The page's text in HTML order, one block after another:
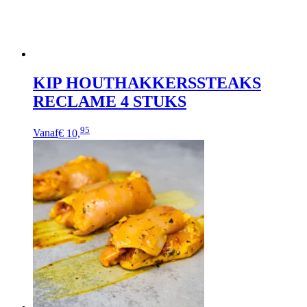
KIP HOUTHAKKERSSTEAKS
RECLAME 4 STUKS
Vanaf€ 10,95